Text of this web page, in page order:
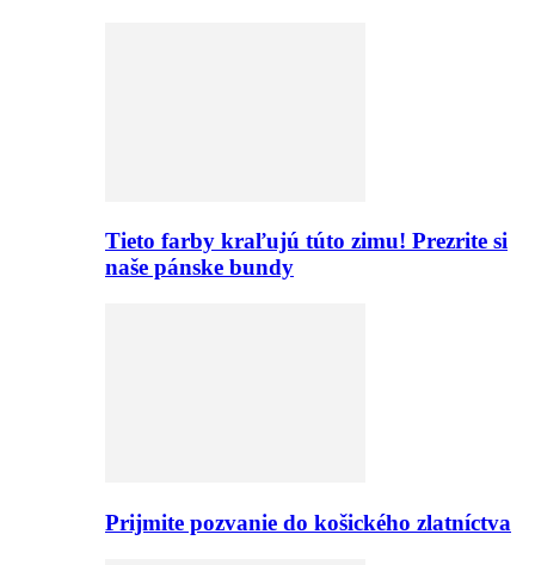
Tieto farby kraľujú túto zimu! Prezrite si
naše pánske bundy
Prijmite pozvanie do košického zlatníctva